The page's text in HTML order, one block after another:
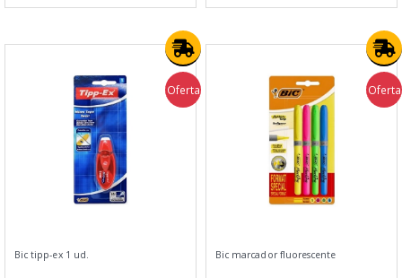
Oferta
Bic tipp-ex 1 ud.
Oferta
Bic marcador fluorescente